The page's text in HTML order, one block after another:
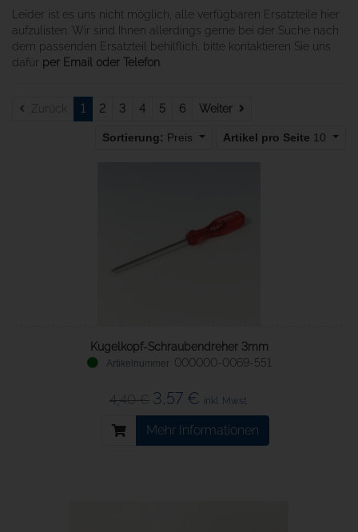
Leider ist es uns nicht möglich, alle verfügbaren Ersatzteile hier
aufzulisten. Wir sind Ihnen allerdings gerne bei der Suche nach
dem passenden Ersatzteil behilflich, bitte kontaktieren Sie uns
dafür per Email oder Telefon
Zurück 1 2 3 4 5 6 Weiter
Sortierung: Preis Artikel pro Seite 10
Kugelkopf-Schraubendreher 3mm
000000-0069-551
4,40 € 3,57 € inkl. Mwst.
Mehr Informationen